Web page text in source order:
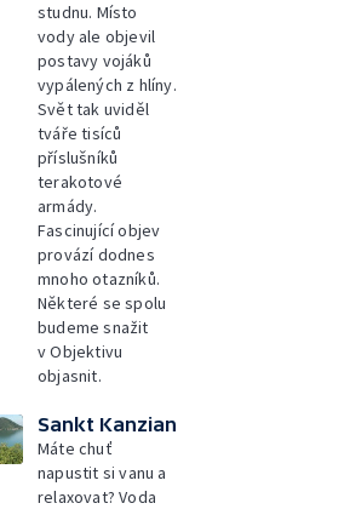
studnu. Místo
vody ale objevil
postavy vojáků
vypálených z hlíny.
Svět tak uviděl
tváře tisíců
příslušníků
terakotové
armády.
Fascinující objev
provází dodnes
mnoho otazníků.
Některé se spolu
budeme snažit
v Objektivu
objasnit.
Sankt Kanzian
Máte chuť
napustit si vanu a
relaxovat? Voda